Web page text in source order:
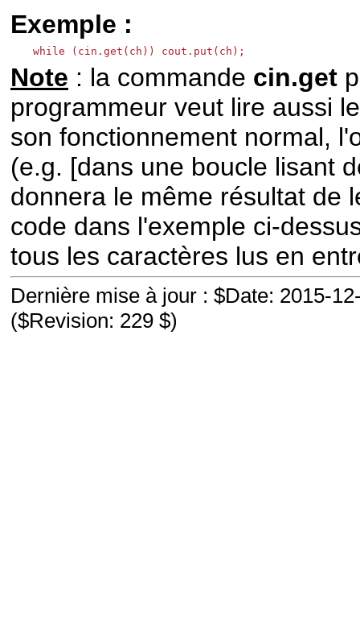
Exemple :
while (cin.get(ch)) cout.put(ch);
Note : la commande cin.get
programmeur veut lire aussi
son fonctionnement normal,
(e.g. [dans une boucle lisant
donnera le même résultat de
code dans l'exemple ci-
tous les caractères lus en
Dernière mise à jour : $Date: 2015-
($Revision: 229 $)